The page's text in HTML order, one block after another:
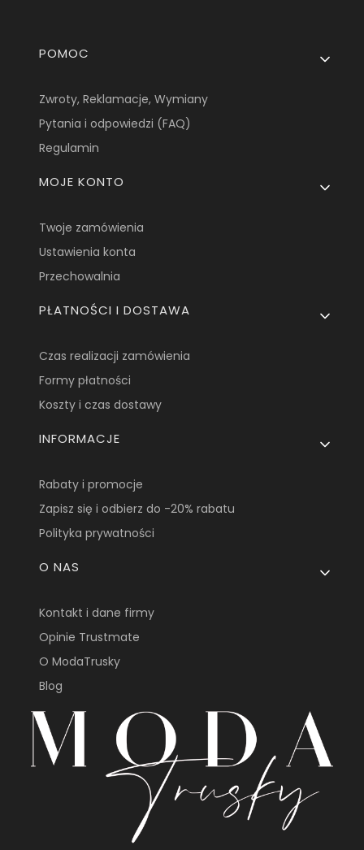
Linki w stopce
POMOC
Zwroty, Reklamacje, Wymiany
Pytania i odpowiedzi (FAQ)
Regulamin
MOJE KONTO
Twoje zamówienia
Ustawienia konta
Przechowalnia
PŁATNOŚCI I DOSTAWA
Czas realizacji zamówienia
Formy płatności
Koszty i czas dostawy
INFORMACJE
Rabaty i promocje
Zapisz się i odbierz do -20% rabatu
Polityka prywatności
O NAS
Kontakt i dane firmy
Opinie Trustmate
O ModaTrusky
Blog